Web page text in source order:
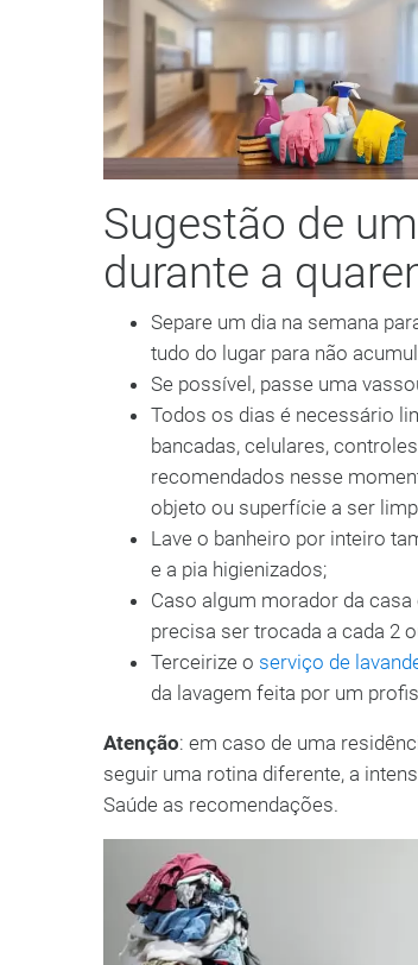
Sugestão de
durante a
Separe um dia na semana
tudo do lugar para não
Se possível, passe uma
Todos os dias é necessário
bancadas, celulares,
recomendados nesse
objeto ou superfície a ser
Lave o banheiro por inteiro
e a pia higienizados;
Caso algum morador da
precisa ser trocada a cada 2
Terceirize o serviço de
da lavagem feita por um
Atenção: em caso de uma
seguir uma rotina diferente, a
Saúde as recomendações.